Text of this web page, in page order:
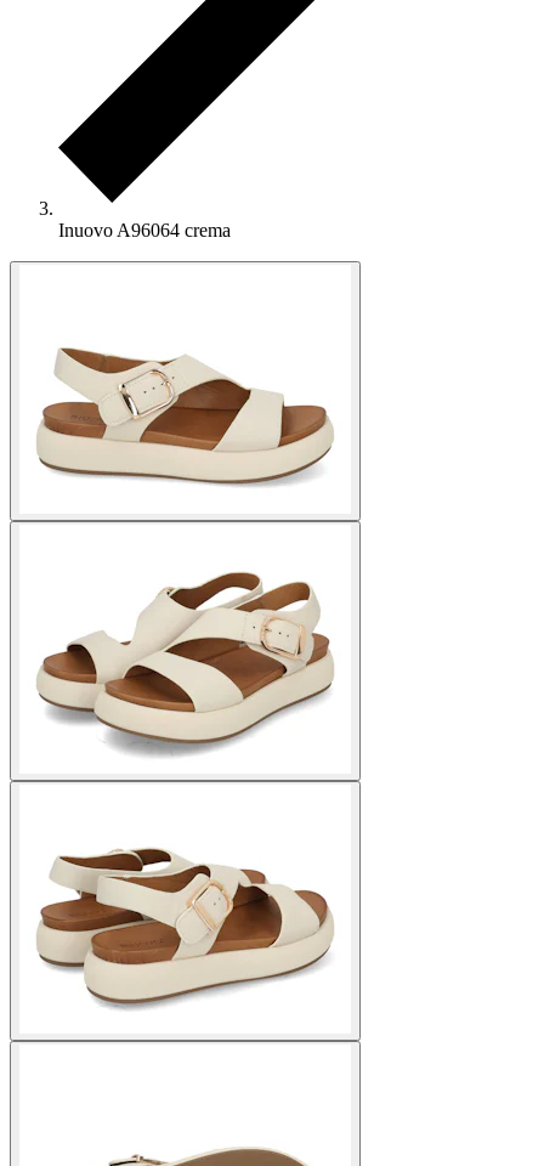
Inuovo A96064 crema